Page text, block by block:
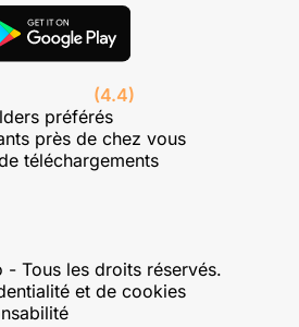
(4.4)
préférés
près de chez vous
téléchargements
Tous les droits réservés.
et de cookies